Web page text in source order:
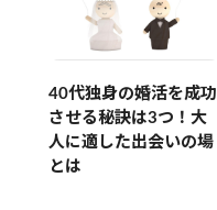
40代独身の婚活を成功
させる秘訣は3つ！大
人に適した出会いの場
とは